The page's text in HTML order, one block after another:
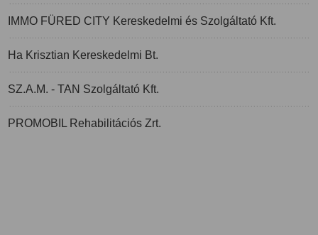
IMMO FÜRED CITY Kereskedelmi és Szolgáltató Kft.
Ha Krisztian Kereskedelmi Bt.
SZ.A.M. - TAN Szolgáltató Kft.
PROMOBIL Rehabilitációs Zrt.